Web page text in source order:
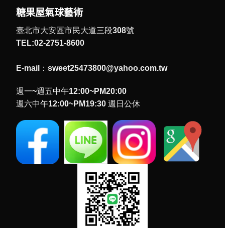
糖果屋氣球藝術
臺北市大安區市民大道三段308號
TEL:02-2751-8600
E-mail：sweet25473800@yahoo.com.tw
週一~週五中午12:00~PM20:00
週六中午12:00~PM19:30 週日公休